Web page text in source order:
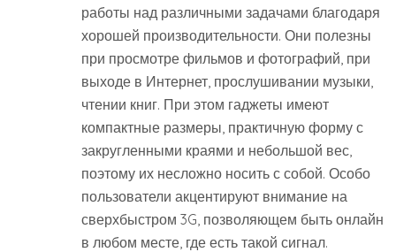
работы над различными задачами благодаря
хорошей производительности. Они полезны
при просмотре фильмов и фотографий, при
выходе в Интернет, прослушивании музыки,
чтении книг. При этом гаджеты имеют
компактные размеры, практичную форму с
закругленными краями и небольшой вес,
поэтому их несложно носить с собой. Особо
пользователи акцентируют внимание на
сверхбыстром 3G, позволяющем быть онлайн
в любом месте, где есть такой сигнал.